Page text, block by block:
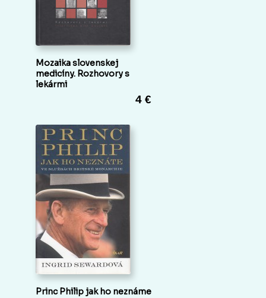
Mozaika slovenskej
medicíny. Rozhovory s
lekármi
4 €
Princ Philip jak ho neznáme